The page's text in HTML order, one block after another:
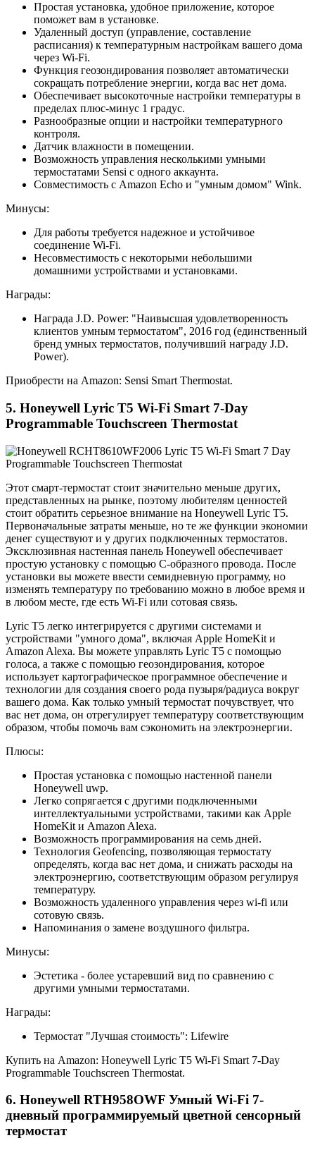
Простая установка, удобное приложение, которое
поможет вам в установке.
Удаленный доступ (управление, составление
расписания) к температурным настройкам вашего дома
через Wi-Fi.
Функция геозондирования позволяет автоматически
сокращать потребление энергии, когда вас нет дома.
Обеспечивает высокоточные настройки температуры в
пределах плюс-минус 1 градус.
Разнообразные опции и настройки температурного
контроля.
Датчик влажности в помещении.
Возможность управления несколькими умными
термостатами Sensi с одного аккаунта.
Совместимость с Amazon Echo и "умным домом" Wink.
Минусы:
Для работы требуется надежное и устойчивое
соединение Wi-Fi.
Несовместимость с некоторыми небольшими
домашними устройствами и установками.
Награды:
Награда J.D. Power: "Наивысшая удовлетворенность
клиентов умным термостатом", 2016 год (единственный
бренд умных термостатов, получивший награду J.D.
Power).
Приобрести на Amazon: Sensi Smart Thermostat.
5. Honeywell Lyric T5 Wi-Fi Smart 7-Day
Programmable Touchscreen Thermostat
Этот смарт-термостат стоит значительно меньше других,
представленных на рынке, поэтому любителям ценностей
стоит обратить серьезное внимание на Honeywell Lyric T5.
Первоначальные затраты меньше, но те же функции экономии
денег существуют и у других подключенных термостатов.
Эксклюзивная настенная панель Honeywell обеспечивает
простую установку с помощью C-образного провода. После
установки вы можете ввести семидневную программу, но
изменять температуру по требованию можно в любое время и
в любом месте, где есть Wi-Fi или сотовая связь.
Lyric T5 легко интегрируется с другими системами и
устройствами "умного дома", включая Apple HomeKit и
Amazon Alexa. Вы можете управлять Lyric T5 с помощью
голоса, а также с помощью геозондирования, которое
использует картографическое программное обеспечение и
технологии для создания своего рода пузыря/радиуса вокруг
вашего дома. Как только умный термостат почувствует, что
вас нет дома, он отрегулирует температуру соответствующим
образом, чтобы помочь вам сэкономить на электроэнергии.
Плюсы:
Простая установка с помощью настенной панели
Honeywell uwp.
Легко сопрягается с другими подключенными
интеллектуальными устройствами, такими как Apple
HomeKit и Amazon Alexa.
Возможность программирования на семь дней.
Технология Geofencing, позволяющая термостату
определять, когда вас нет дома, и снижать расходы на
электроэнергию, соответствующим образом регулируя
температуру.
Возможность удаленного управления через wi-fi или
сотовую связь.
Напоминания о замене воздушного фильтра.
Минусы:
Эстетика - более устаревший вид по сравнению с
другими умными термостатами.
Награды:
Термостат "Лучшая стоимость": Lifewire
Купить на Amazon: Honeywell Lyric T5 Wi-Fi Smart 7-Day
Programmable Touchscreen Thermostat.
6. Honeywell RTH958OWF Умный Wi-Fi 7-
дневный программируемый цветной сенсорный
термостат